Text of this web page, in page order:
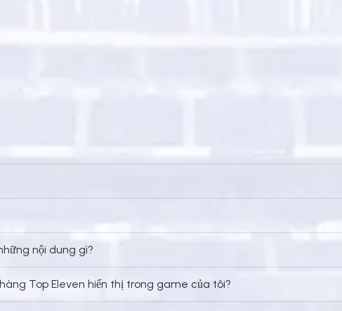
nội dung gì?
Top Eleven hiển thị trong game của tôi?